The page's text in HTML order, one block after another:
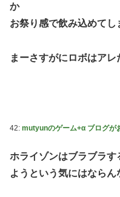
か
お祭り感で飲み込めてし
まーさすがにロボはアレ
42: mutyunのゲーム+α ブログが
ホライゾンはブラブラす
ようという気にはならん